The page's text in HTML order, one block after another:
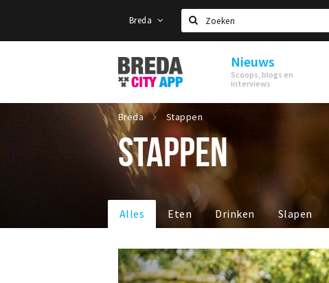
Breda
Zoeken
Stappen
&
Shoppen
Breda
Nieuws
Scoops, blogs en
interviews
Breda Stappen
STAPPEN
Alles Eten Drinken Slapen